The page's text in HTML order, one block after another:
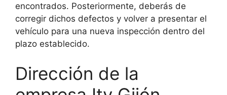
encontrados. Posteriormente, deberás de
corregir dichos defectos y volver a presentar el
vehículo para una nueva inspección dentro del
plazo establecido.
Dirección de la